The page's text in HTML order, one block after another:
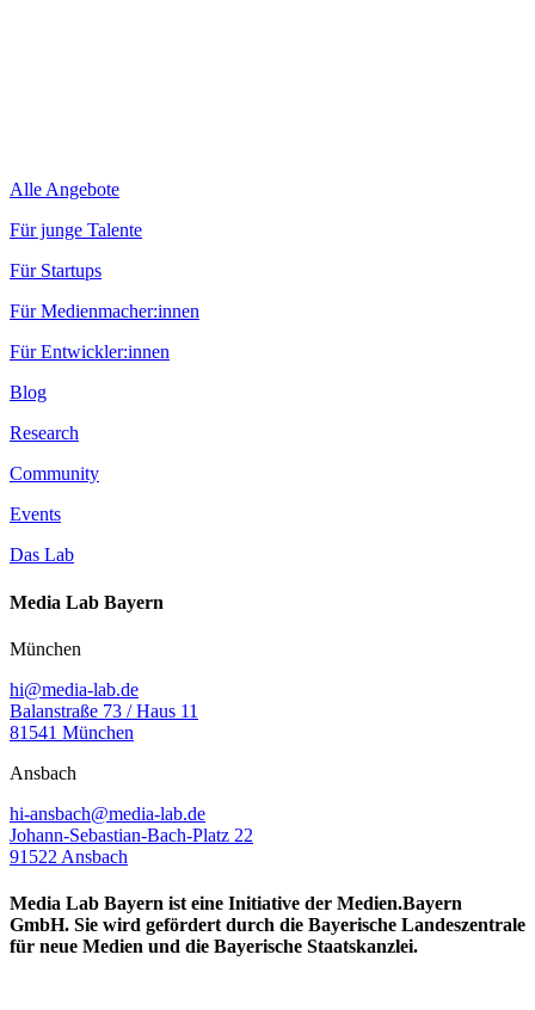
Alle Angebote
Für junge Talente
Für Startups
Für Medienmacher:innen
Für Entwickler:innen
Blog
Research
Community
Events
Das Lab
Media Lab Bayern
München
hi@media-lab.de
Balanstraße 73 / Haus 11
81541 München
Ansbach
hi-ansbach@media-lab.de
Johann-Sebastian-Bach-Platz 22
91522 Ansbach
Media Lab Bayern ist eine Initiative der Medien.Bayern
GmbH. Sie wird gefördert durch die Bayerische Landeszentrale
für neue Medien und die Bayerische Staatskanzlei.